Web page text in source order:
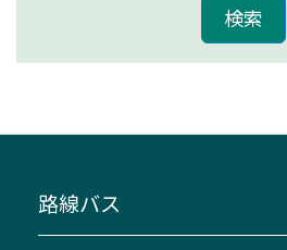
路線バス